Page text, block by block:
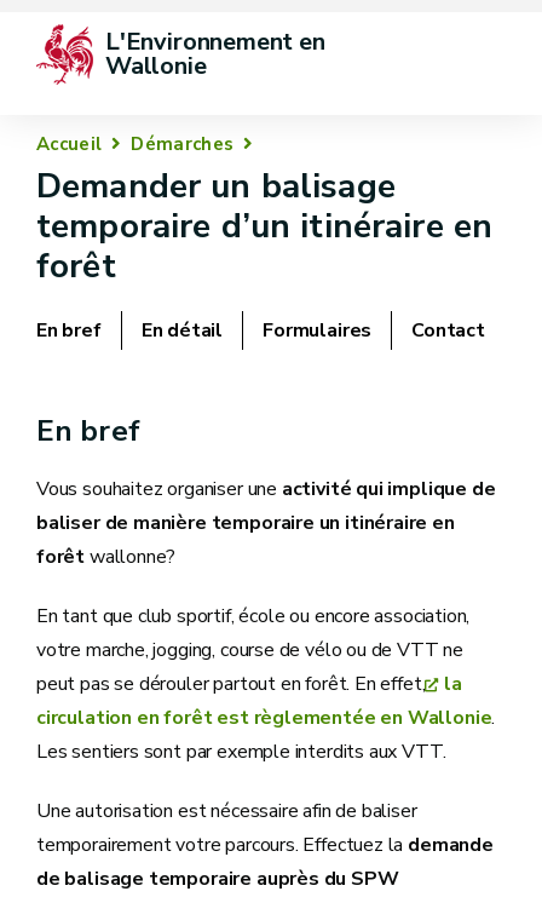
L'Environnement en
Wallonie
Accueil Démarches
Demander un balisage
temporaire d’un itinéraire en
forêt
En bref En détail Formulaires Contact
En bref
Vous souhaitez organiser une activité qui implique de
baliser de manière temporaire un itinéraire en
forêtwallonne?
En tant que club sportif, école ou encore association,
votre marche, jogging, course de vélo ou de VTT ne
peut pas se dérouler partout en forêt. En effet,
la
circulation en forêt est règlementée en Wallonie.
Les sentiers sont par exemple interdits aux VTT.
Une autorisation est nécessaire afin de baliser
temporairement votre parcours. Effectuez la demande
de balisage temporaire auprès du SPW